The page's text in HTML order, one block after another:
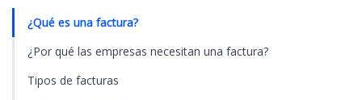
¿Qué es una factura?
¿Por qué las empresas necesitan una factura?
Tipos de facturas